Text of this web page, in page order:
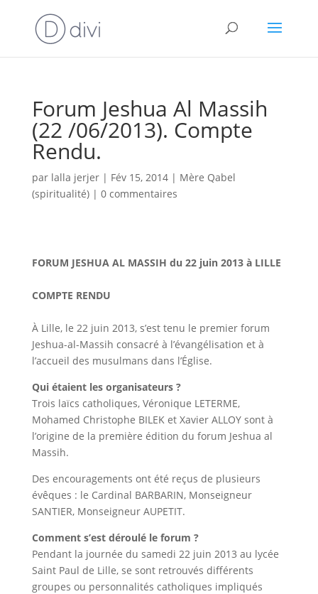
Forum Jeshua Al Massih
(22 /06/2013). Compte
Rendu.
par lalla jerjer| Fév 15, 2014| Mère Qabel
(spiritualité)| 0 commentaires
FORUM JESHUA AL MASSIH du 22 juin 2013 à LILLE
COMPTE RENDU
À Lille, le 22 juin 2013, s’est tenu le premier forum
Jeshua-al-Massih consacré à l’évangélisation et à
l’accueil des musulmans dans l’Église.
Qui étaient les organisateurs ?
Trois laïcs catholiques, Véronique LETERME,
Mohamed Christophe BILEK et Xavier ALLOY sont à
l’origine de la première édition du forum Jeshua al
Massih.
Des encouragements ont été reçus de plusieurs
évêques : le Cardinal BARBARIN, Monseigneur
SANTIER, Monseigneur AUPETIT.
Comment s’est déroulé le forum ?
Pendant la journée du samedi 22 juin 2013 au lycée
Saint Paul de Lille, se sont retrouvés différents
groupes ou personnalités catholiques impliqués